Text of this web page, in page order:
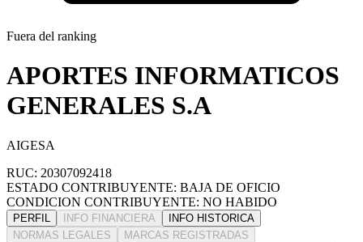
Fuera del ranking
APORTES INFORMATICOS
GENERALES S.A
AIGESA
RUC: 20307092418
ESTADO CONTRIBUYENTE: BAJA DE OFICIO
CONDICION CONTRIBUYENTE: NO HABIDO
PERFIL INFO FINANCIERA
INFO HISTORICA
NORMAS LEGALES
MARCAS REGISTRADAS